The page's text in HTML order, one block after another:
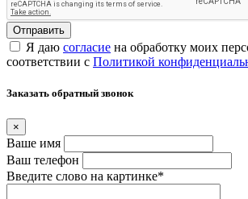
Я даю согласие на обработку моих
соответствии с Политикой
Заказать обратный звонок
×
Ваше имя
Ваш телефон
Введите слово на картинке*